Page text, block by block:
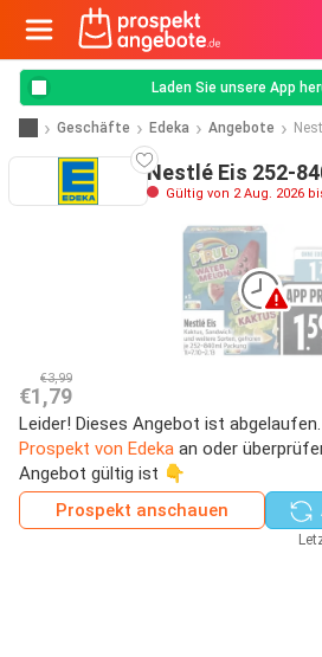
Laden Sie unsere App
Geschäfte Edeka Angebote
Nestlé Eis 252-
Gültig von 2 Aug. 2026
€3,99
€1,79
Leider! Dieses Angebot ist
Prospekt von Edeka an oder
Angebot gültig ist 👇
Prospekt anschauen